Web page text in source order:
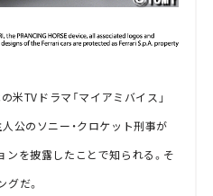
米TVドラマ「マイアミバイス」
公のソニー・クロケット刑事が
ンを披露したことで知られる。そ
グだ。